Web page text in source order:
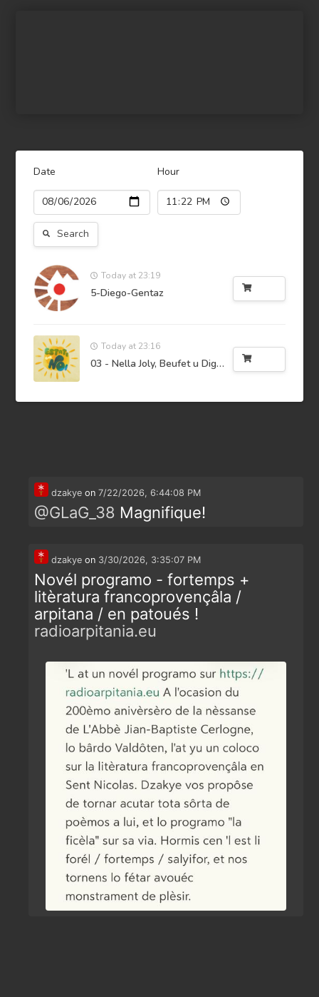
Date Hour
Search
Today at 23:19
5-Diego-Gentaz
Today at 23:16
03 - Nella Joly, Beufet u Digourdi
dzakye on 7/22/2026, 6:44:08 PM
@GLaG_38 Magnifique!
dzakye on 3/30/2026, 3:35:07 PM
Novél programo - fortemps +
litèratura francoprovençâla /
arpitana / en patoués !
radioarpitania.eu